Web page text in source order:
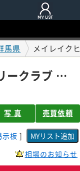
馬県 メイレイク
メイレイクヒルズカントリークラブ 会員権ガイド
写 真 売買依頼
示板 ]
相場のお知らせ